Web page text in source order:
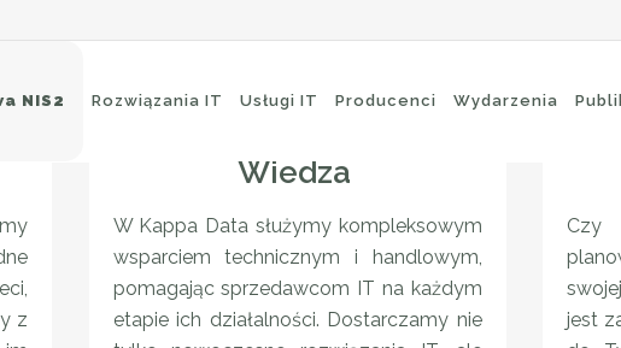
NIS2 Rozwiązania IT
Sieci Wi-Fi
Switching
Routing
Backup i archiwizacja
Ochrona brzegowa
Ochrona poczty e-mail
Ochrona aplikacji
Usługi IT Producenci Wydarzenia
z
Wiedza
W Kappa Data służymy kompleksowym
wsparciem technicznym i handlowym,
pomagając sprzedawcom IT na każdym
etapie ich działalności. Dostarczamy nie
jest